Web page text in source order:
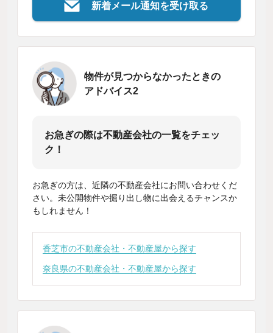
新着メール通知を受け取る
物件が見つからなかったときの
アドバイス2
お急ぎの際は不動産会社の一覧をチェッ
ク！
お急ぎの方は、近隣の不動産会社にお問い合わせくだ
さい。未公開物件や掘り出し物に出会えるチャンスか
もしれません！
香芝市の不動産会社・不動産屋から探す
奈良県の不動産会社・不動産屋から探す